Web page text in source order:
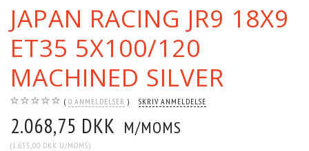
JAPAN RACING JR9 18X9
ET35 5X100/120
MACHINED SILVER
0 ANMELDELSER SKRIV ANMELDELSE
2.068,75 DKK M/MOMS
(1.655,00 DKK U/MOMS)